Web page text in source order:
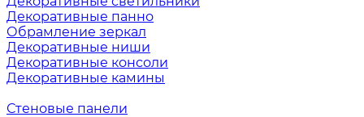
Декоративные панно
Обрамление зеркал
Декоративные ниши
Декоративные консоли
Декоративные камины
Стеновые панели